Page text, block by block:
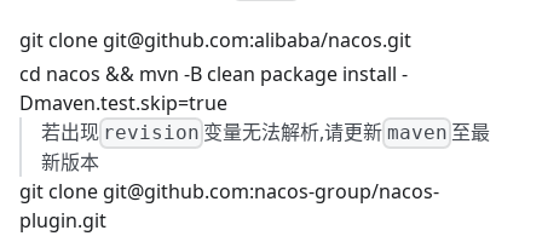
git clone git@github.com:alibaba/nacos.git
cd nacos && mvn -B clean package install -
Dmaven.test.skip=true
若出现 revision 变量无法解析,请更新 maven 至最
新版本
git clone git@github.com:nacos-group/nacos-
plugin.git